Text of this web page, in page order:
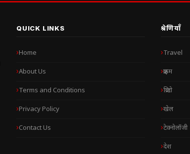
QUICK LINKS
Home
About Us
Terms and Conditions
Privacy Policy
Contact Us
श्रेणियाँ
Travel
क्राइम
क्रिप्टो
खेल
टेक्नोलॉजी
देश